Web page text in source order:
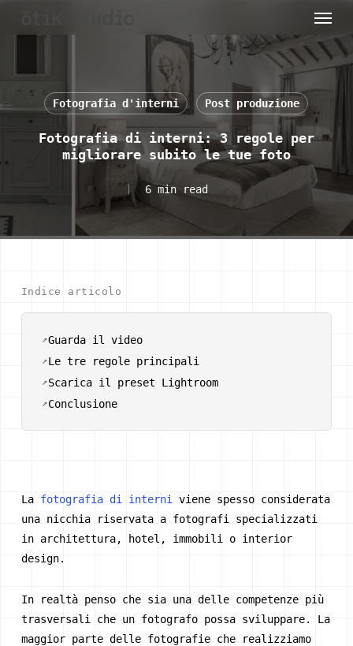
Fotografia d'interni Post produzione
Fotografia di interni: 3 regole per
migliorare subito le tue foto
6 min read
Indice articolo
Guarda il video
Le tre regole principali
Scarica il preset Lightroom
Conclusione
La fotografia di interni
viene spesso considerata
una nicchia riservata a fotografi specializzati
in architettura, hotel, immobili o interior
design.
In realtà penso che sia una delle competenze più
trasversali che un fotografo possa sviluppare. La
maggior parte delle fotografie che realizziamo